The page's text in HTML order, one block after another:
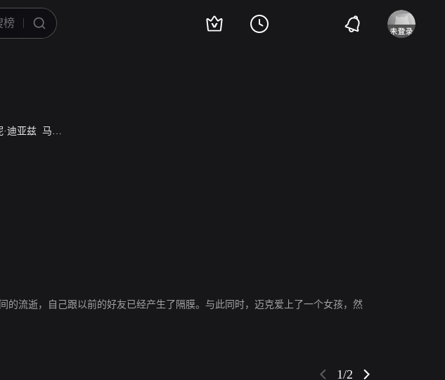
·迪亚兹 马特·欧莱瑞
流逝，自己跟以前的好友已经产生了隔膜。与此同时，迈克爱上了一个女孩，然
1/2